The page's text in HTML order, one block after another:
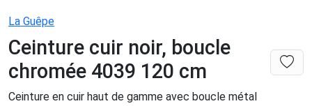
La Guêpe
Ceinture cuir noir, boucle
chromée 4039 120 cm
Ceinture en cuir haut de gamme avec boucle métal